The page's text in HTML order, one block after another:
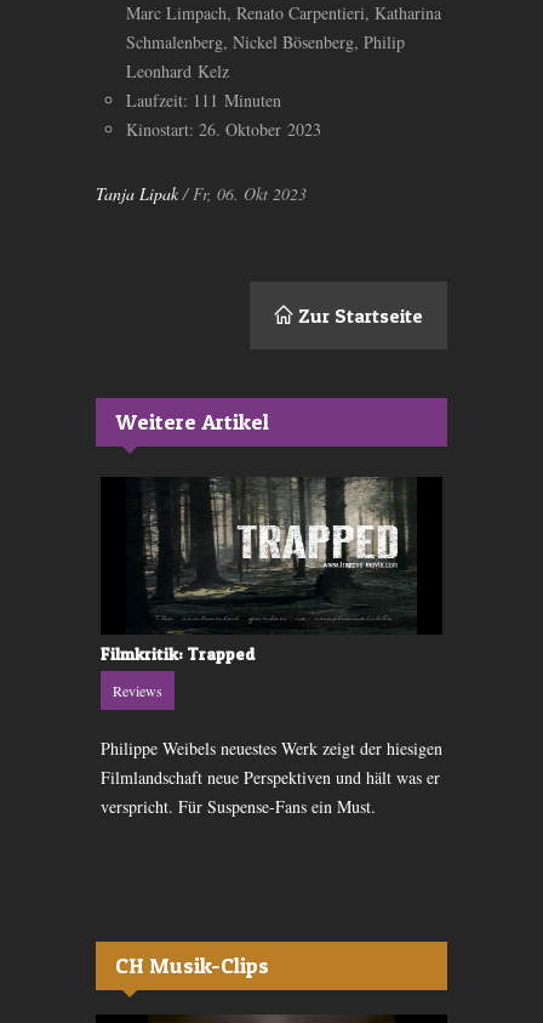
Marc Limpach, Renato Carpentieri, Katharina
Schmalenberg, Nickel Bösenberg, Philip
Leonhard Kelz
Laufzeit: 111 Minuten
Kinostart: 26. Oktober 2023
Tanja Lipak/ Fr, 06. Okt 2023
Zur Startseite
Weitere Artikel
Filmkritik: Trapped
Reviews
Philippe Weibels neuestes Werk zeigt der hiesigen
Filmlandschaft neue Perspektiven und hält was er
verspricht. Für Suspense-Fans ein Must.
CH Musik-Clips